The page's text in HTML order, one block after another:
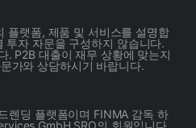
플랫폼, 제품 및 서비스를 설명합
투자 자문을 구성하지 않습니다.
. P2B 대출이 재무 상황에 맞는지
가와 상담하시기 바랍니다.
렌딩 플랫폼이며 FINMA 감독 하
GmbH SRO의 회원입니다.